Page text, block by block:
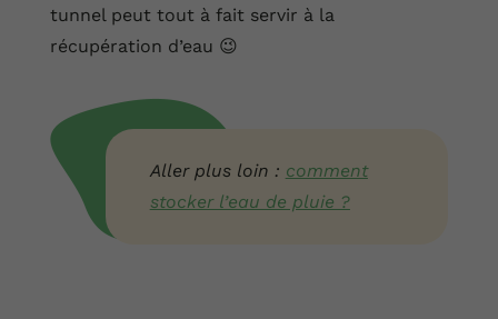
tunnel peut tout à fait servir à la
récupération d’eau 😉
Aller plus loin : comment
stocker l’eau de pluie ?